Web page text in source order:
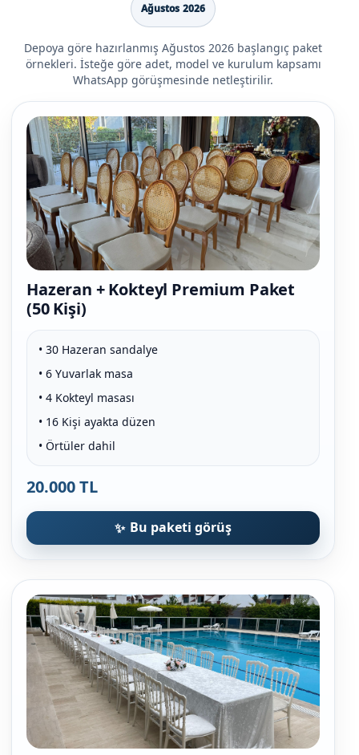
Ağustos 2026
Depoya göre hazırlanmış Ağustos 2026 başlangıç paket
örnekleri. İsteğe göre adet, model ve kurulum kapsamı
WhatsApp görüşmesinde netleştirilir.
Hazeran + Kokteyl Premium Paket
(50 Kişi)
• 30 Hazeran sandalye
• 6 Yuvarlak masa
• 4 Kokteyl masası
• 16 Kişi ayakta düzen
• Örtüler dahil
20.000 TL
Bu paketi görüş